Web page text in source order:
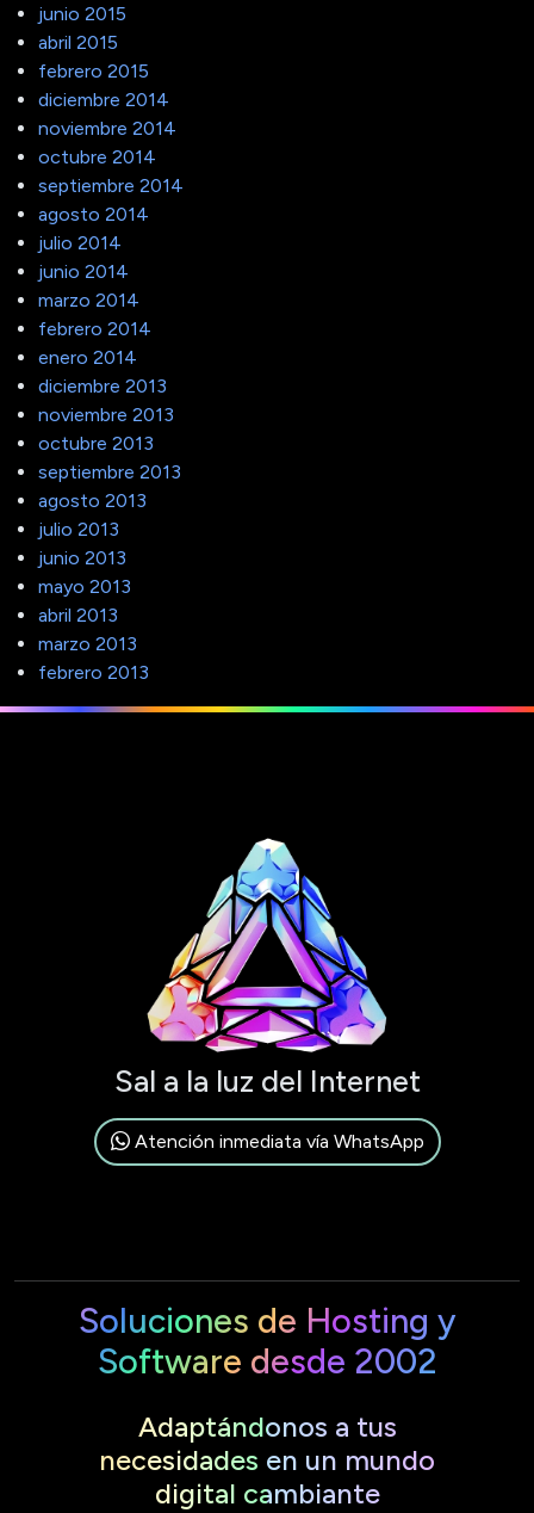
junio 2015
abril 2015
febrero 2015
diciembre 2014
noviembre 2014
octubre 2014
septiembre 2014
agosto 2014
julio 2014
junio 2014
marzo 2014
febrero 2014
enero 2014
diciembre 2013
noviembre 2013
octubre 2013
septiembre 2013
agosto 2013
julio 2013
junio 2013
mayo 2013
abril 2013
marzo 2013
febrero 2013
Sal a la luz del Internet
Atención inmediata vía WhatsApp
Soluciones de Hosting y
Software desde 2002
Adaptándonos a tus
necesidades en un mundo
digital cambiante